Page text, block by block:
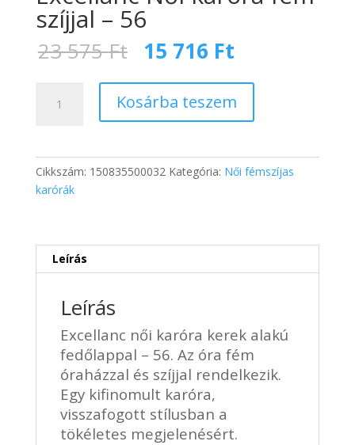
szíjjal – 56
23 575Ft Original
price
was:
23
575 Ft.
15 716 Ft
is:
15
716 Ft.
szíjjal
-
Kosárba teszem
Cikkszám: 150835500032 Kategória: Női fémszíjas
karórák
Leírás
Leírás
Excellanc női karóra kerek alakú
fedőlappal – 56. Az óra fém
óraházzal és szíjjal rendelkezik.
Egy kifinomult karóra,
visszafogott stílusban a
tökéletes megjelenésért.